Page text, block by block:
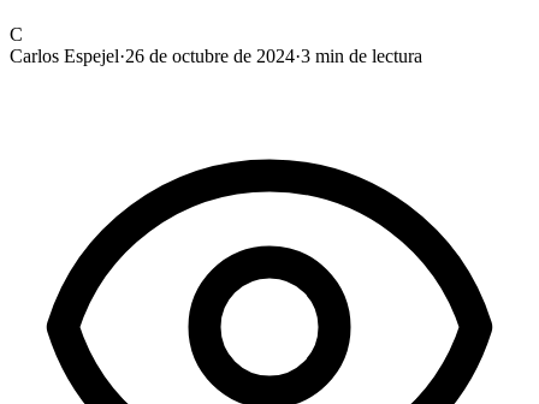
C
Carlos Espejel·26 de octubre de 2024·3 min de lectura